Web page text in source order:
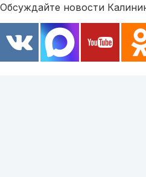
Обсуждайте новости